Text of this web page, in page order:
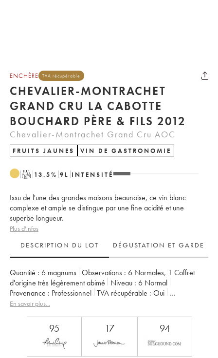
ENCHÈRE TVA récupérable
CHEVALIER-MONTRACHET
GRAND CRU LA CABOTTE
BOUCHARD PÈRE & FILS 2012
Chevalier-Montrachet Grand Cru AOC
FRUITS JAUNES VIN DE GASTRONOMIE
T 13.5% 9 L INTENSITÉ
Issu de l'une des grandes maisons beaunoise, ce vin blanc
complexe et ample se distingue par une fine acidité et une
superbe longueur.
Plus d'infos
DESCRIPTION DU LOT
DÉGUSTATION ET GARDE
Quantité : 6 magnums Observations : 6 Normales, 1 Coffret
d'origine très légèrement abimé
Niveau : 6 Normal
Provenance :
professionnel TVA récupérable :
oui
Région :
Bourgogne
En savoir plus...
95 17 94